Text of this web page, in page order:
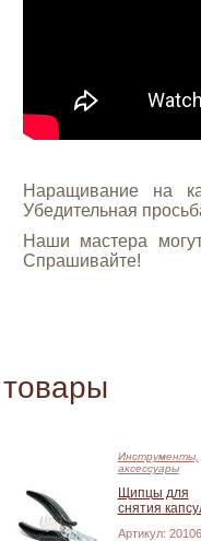
Наращивание на
Убедительная
Наши мастера
Спрашивайте!
Инструменты,
аксессуары
Щипцы для
снятия
Артикул: